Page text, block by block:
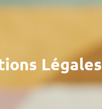
Légales